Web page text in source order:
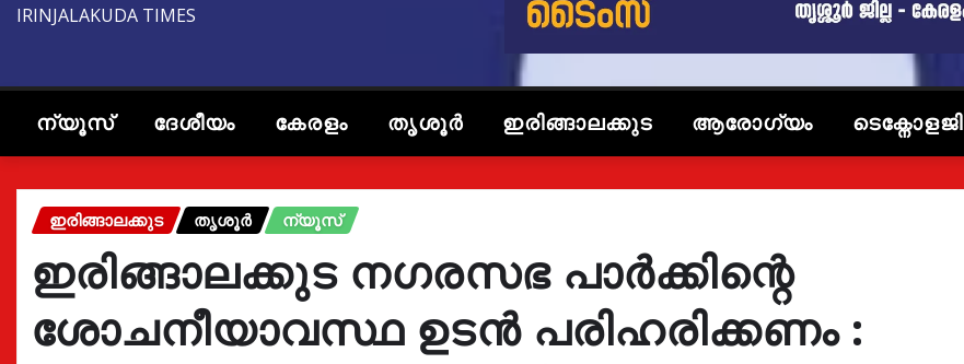
IRINJALAKUDA TIMES
ന്യൂസ് ദേശീയം കേരളം തൃശൂർ ഇരിങ്ങാലക്കുട ആരോഗ്യം ടെക്നോളജി
ഇരിങ്ങാലക്കുട തൃശൂർ ന്യൂസ്
ഇരിങ്ങാലക്കുട നഗരസഭ പാർക്കിന്റെ
ശോചനീയാവസ്ഥ ഉടൻ പരിഹരിക്കണം :